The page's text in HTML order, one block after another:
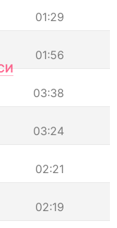
01:29
01:56
03:38
03:24
02:21
02:19